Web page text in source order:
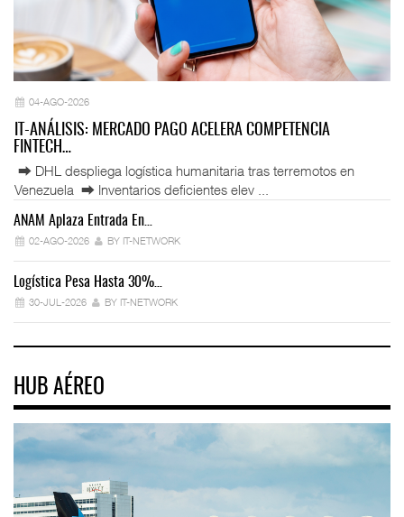
04-AGO-2026
IT-ANÁLISIS: MERCADO PAGO ACELERA COMPETENCIA
FINTECH…
⮕ DHL despliega logística humanitaria tras terremotos en
Venezuela ⮕ Inventarios deficientes elev ...
ANAM Aplaza Entrada En…
02-AGO-2026 BY IT-NETWORK
Logística Pesa Hasta 30%…
30-JUL-2026 BY IT-NETWORK
HUB AÉREO